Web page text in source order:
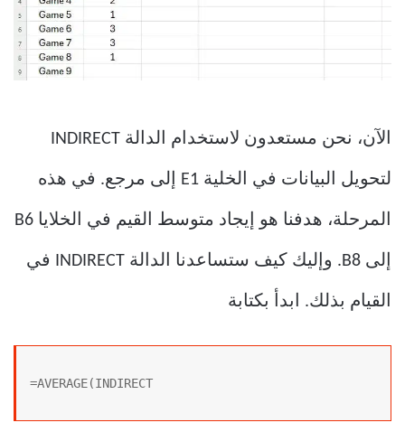
الآن، نحن مستعدون لاستخدام الدالة INDIRECT
لتحويل البيانات في الخلية E1 إلى مرجع. في هذه
المرحلة، هدفنا هو إيجاد متوسط ​​القيم في الخلايا B6
إلى B8. وإليك كيف ستساعدنا الدالة INDIRECT في
القيام بذلك. ابدأ بكتابة
=AVERAGE(INDIRECT